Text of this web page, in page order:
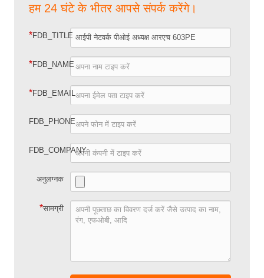
हम 24 घंटे के भीतर आपसे संपर्क करेंगे।
*FDB_TITLE
*FDB_NAME
*FDB_EMAIL
FDB_PHONE
FDB_COMPANY
अनुलग्नक
*सामग्री